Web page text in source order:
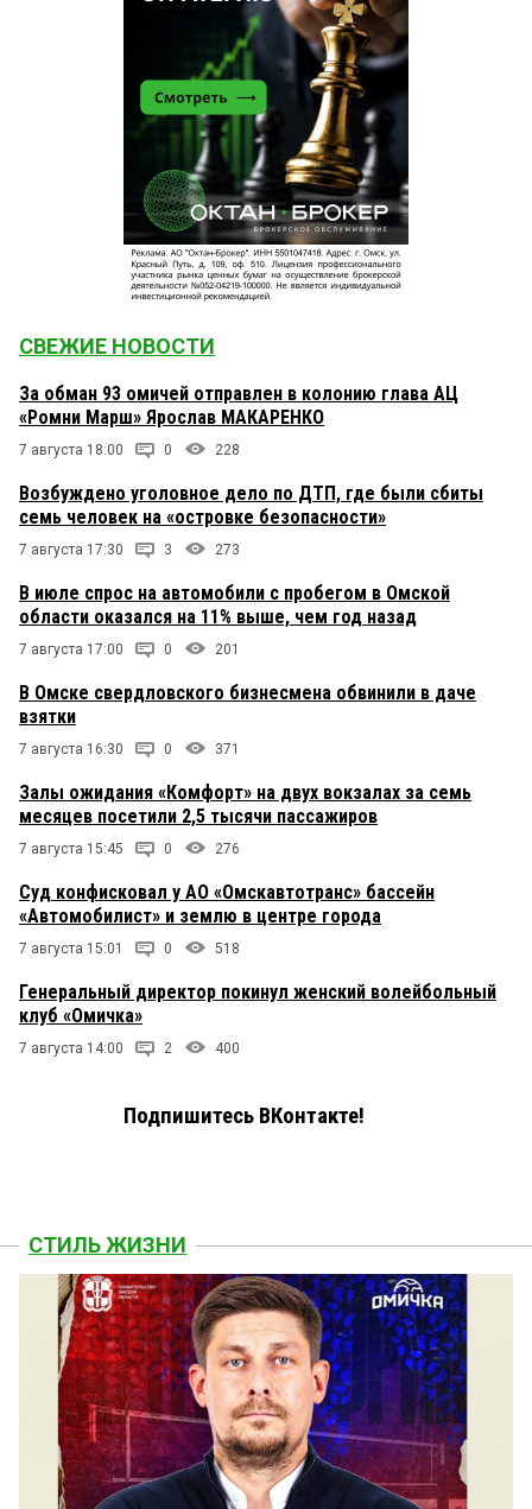
СВЕЖИЕ НОВОСТИ
За обман 93 омичей отправлен в колонию глава АЦ
«Ромни Марш» Ярослав МАКАРЕНКО
7 августа 18:00 0 228
Возбуждено уголовное дело по ДТП, где были сбиты
семь человек на «островке безопасности»
7 августа 17:30 3 273
В июле спрос на автомобили с пробегом в Омской
области оказался на 11% выше, чем год назад
7 августа 17:00 0 201
В Омске свердловского бизнесмена обвинили в даче
взятки
7 августа 16:30 0 371
Залы ожидания «Комфорт» на двух вокзалах за семь
месяцев посетили 2,5 тысячи пассажиров
7 августа 15:45 0 276
Суд конфисковал у АО «Омскавтотранс» бассейн
«Автомобилист» и землю в центре города
7 августа 15:01 0 518
Генеральный директор покинул женский волейбольный
клуб «Омичка»
7 августа 14:00 2 400
Подпишитесь ВКонтакте!
СТИЛЬ ЖИЗНИ